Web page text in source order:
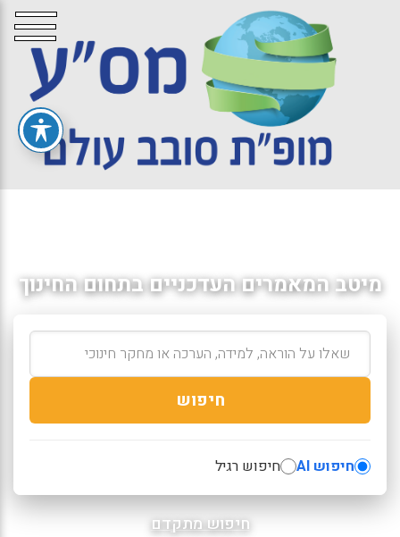
מיטב המאמרים העדכניים בתחום החינוך
חיפוש
חיפוש AI חיפוש רגיל
חיפוש מתקדם